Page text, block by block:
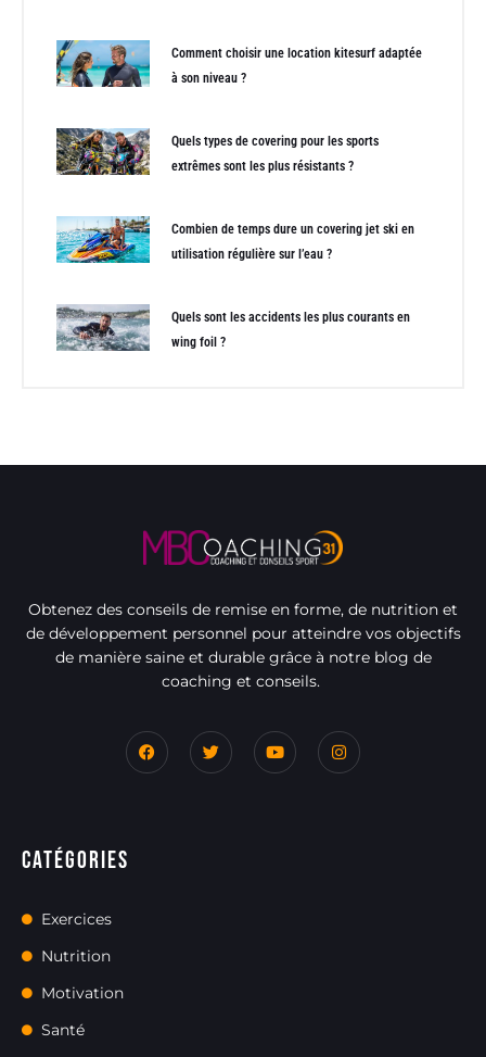
Comment choisir une location kitesurf adaptée
à son niveau ?
Quels types de covering pour les sports
extrêmes sont les plus résistants ?
Combien de temps dure un covering jet ski en
utilisation régulière sur l’eau ?
Quels sont les accidents les plus courants en
wing foil ?
Obtenez des conseils de remise en forme, de nutrition et
de développement personnel pour atteindre vos objectifs
de manière saine et durable grâce à notre blog de
coaching et conseils.
Catégories
Exercices
Nutrition
Motivation
Santé